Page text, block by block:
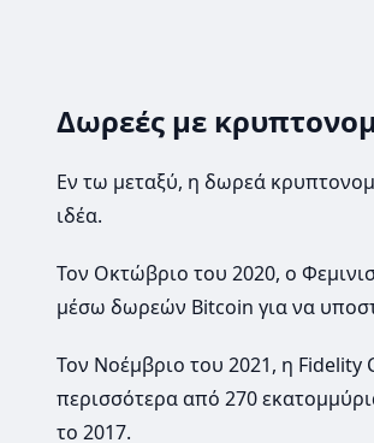
Δωρεές με
Εν τω μεταξύ, η δωρεά
ιδέα.
Τον Οκτώβριο του 2020, ο
μέσω δωρεών Bitcoin για να
Τον Νοέμβριο του 2021, η Fidelity
περισσότερα από 270
το 2017.